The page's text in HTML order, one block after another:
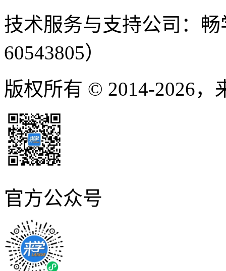
技术服务与支持公司：
60543805）
版权所有 © 2014-2026，
官方公众号